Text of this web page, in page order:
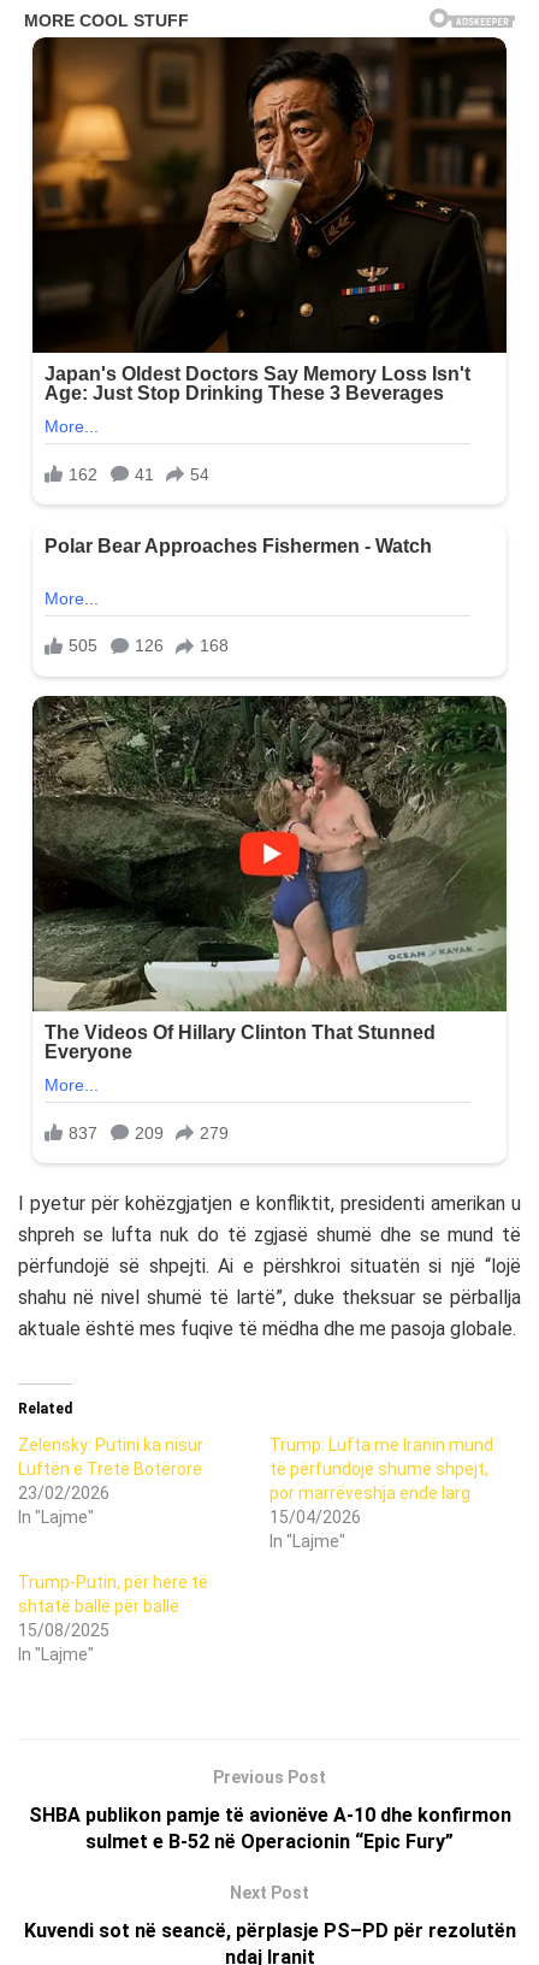
I pyetur për kohëzgjatjen e konfliktit, presidenti amerikan u
shpreh se lufta nuk do të zgjasë shumë dhe se mund të
përfundojë së shpejti. Ai e përshkroi situatën si një “lojë
shahu në nivel shumë të lartë”, duke theksuar se përballja
aktuale është mes fuqive të mëdha dhe me pasoja globale.
Related
Zelensky: Putini ka nisur
Luftën e Tretë Botërore
23/02/2026
In "Lajme"
Trump: Lufta me Iranin mund
të përfundojë shumë shpejt,
por marrëveshja ende larg
15/04/2026
In "Lajme"
​Trump-Putin, për herë të
shtatë ballë për ballë
15/08/2025
In "Lajme"
Previous Post
SHBA publikon pamje të avionëve A-10 dhe konfirmon
sulmet e B-52 në Operacionin “Epic Fury”
Next Post
Kuvendi sot në seancë, përplasje PS–PD për rezolutën
ndaj Iranit